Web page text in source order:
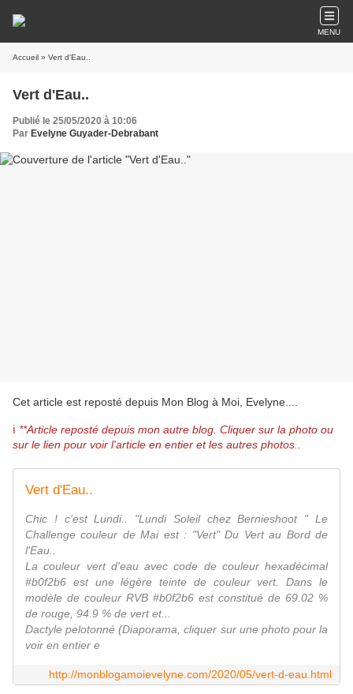
MENU
Accueil » Vert d'Eau..
Vert d'Eau..
Publié le 25/05/2020 à 10:06
Par Evelyne Guyader-Debrabant
Cet article est reposté depuis Mon Blog à Moi, Evelyne...
ℹ️ **Article reposté depuis mon autre blog. Cliquer sur la photo ou
sur le lien pour voir l'article en entier et les autres photos..
Vert d'Eau..
Chic ! c'est Lundi.. "Lundi Soleil chez Bernieshoot " Le
Challenge couleur de Mai est : "Vert" Du Vert au Bord de
l'Eau..
La couleur vert d'eau avec code de couleur hexadécimal
#b0f2b6 est une légère teinte de couleur vert. Dans le
modèle de couleur RVB #b0f2b6 est constitué de 69.02 %
de rouge, 94.9 % de vert et...
Dactyle pelotonné (Diaporama, cliquer sur une photo pour la
voir en entier e
http://monblogamoievelyne.com/2020/05/vert-d-eau.html